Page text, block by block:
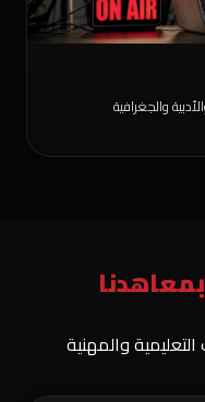
والجغرافية
بمعاهدنا
والمهنية